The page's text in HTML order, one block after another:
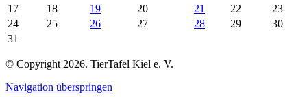
17
18 19 20 21 22
23
24
25 26 27 28 29
30
31
© Copyright 2026. TierTafel Kiel e. V.
Navigation überspringen